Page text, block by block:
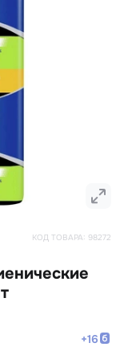
КОД ТОВАРА: 98272
+16